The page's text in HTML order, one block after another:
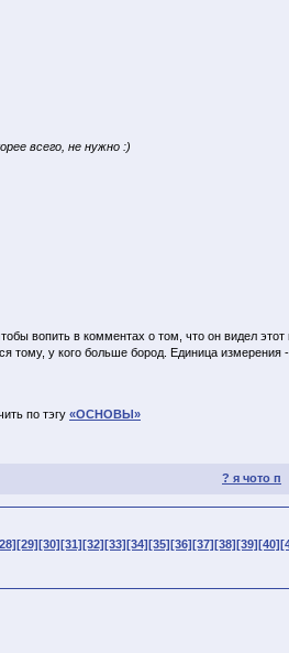
всего, не нужно :)
вопить в комментах о том, что он видел
тому, у кого больше бород. Единица измерения
по тэгу «ОСНОВЫ»
? я чото п
[29][30][31][32][33][34][35][36][37][38][39][40]